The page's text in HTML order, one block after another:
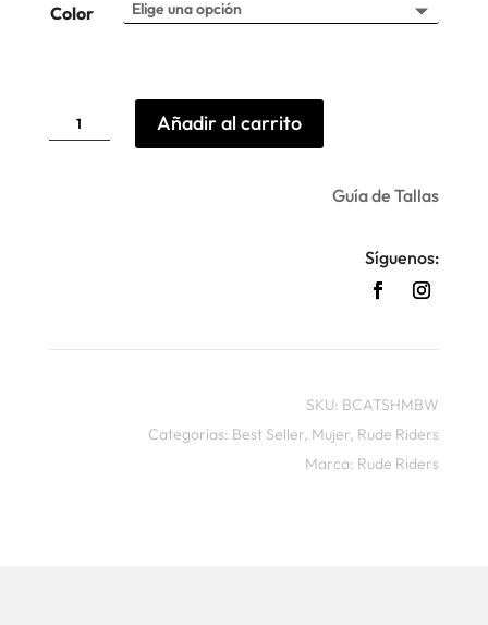
Color
Camiseta
Motor
Brigade
Añadir al carrito
Guía de Tallas
Síguenos:
SKU: BCATSHMBW
Categorías: Best Seller, Mujer, Rude Riders
Marca: Rude Riders